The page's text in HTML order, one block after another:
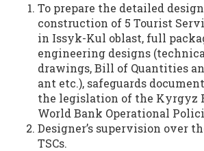
To prepare the detailed
construction of 5 Tourist
in Issyk-Kul oblast, full
engineering designs
drawings, Bill of Quantities
ant etc.), safeguards
the legislation of the Kyrgyz
World Bank Operational
Designer’s supervision over
TSCs.